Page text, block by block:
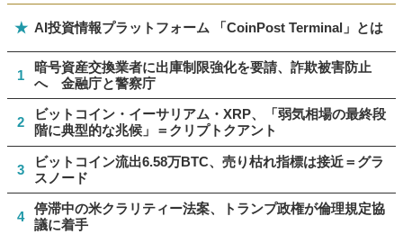
★ AI投資情報プラットフォーム 「CoinPost Terminal」とは
1
暗号資産交換業者に出庫制限強化を要請、詐欺被害防止
へ 金融庁と警察庁
2
ビットコイン・イーサリアム・XRP、「弱気相場の最終段
階に典型的な兆候」＝クリプトクアント
3
ビットコイン流出6.58万BTC、売り枯れ指標は接近＝グラ
スノード
4
停滞中の米クラリティー法案、トランプ政権が倫理規定協
議に着手